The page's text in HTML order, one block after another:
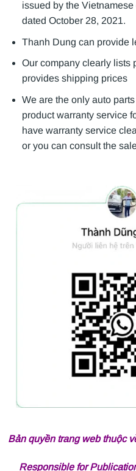
issued by the
dated October 28, 2021.
Thanh Dung can provide
Our company clearly lists
provides shipping prices
We are the only auto
product warranty service
have warranty service
or you can consult the
Bản quyền trang web thuộc
Responsible for